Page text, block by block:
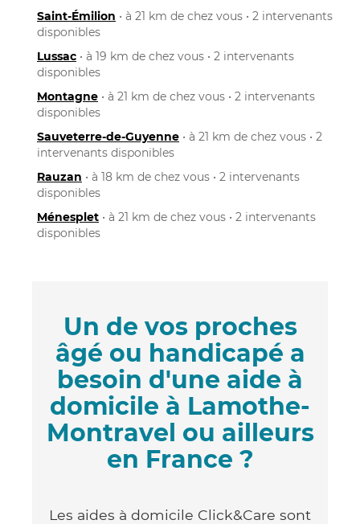
Saint-Émilion • à 21 km de chez vous • 2 intervenants
disponibles
Lussac • à 19 km de chez vous • 2 intervenants
disponibles
Montagne • à 21 km de chez vous • 2 intervenants
disponibles
Sauveterre-de-Guyenne • à 21 km de chez vous • 2
intervenants disponibles
Rauzan • à 18 km de chez vous • 2 intervenants
disponibles
Ménesplet • à 21 km de chez vous • 2 intervenants
disponibles
Un de vos proches
âgé ou handicapé a
besoin d'une aide à
domicile à Lamothe-
Montravel ou ailleurs
en France ?
Les aides à domicile Click&Care sont